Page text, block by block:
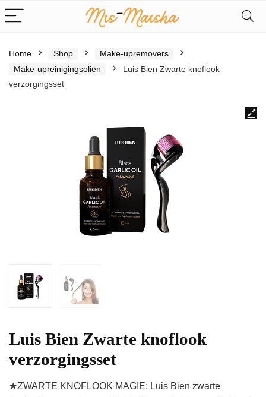
Home Shop
Make-upremovers
Make-upreinigingsoliën
Luis Bien Zwarte knoflook
verzorgingsset
Luis Bien Zwarte knoflook
verzorgingsset
★ZWARTE KNOFLOOK MAGIE: Luis Bien zwarte